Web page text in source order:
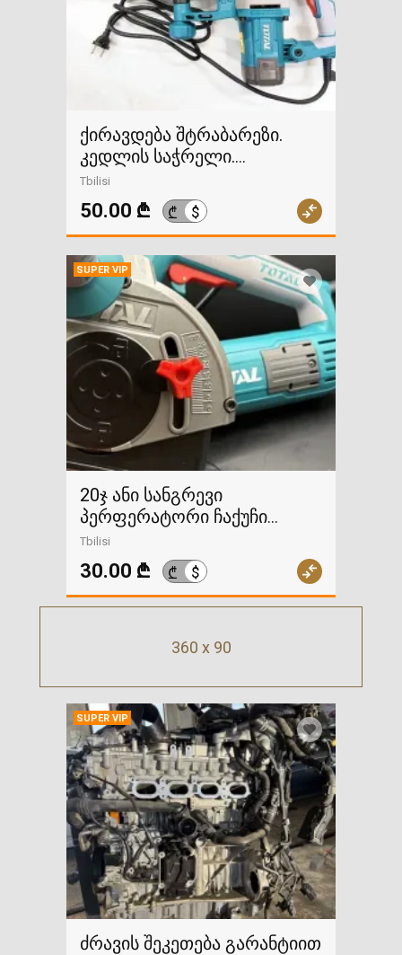
ქირავდება შტრაბარეზი.
კედლის საჭრელი.
რეგულირებადი სიმაღლით.
Tbilisi
50.00 ₾ ₾ $
SUPER VIP
20ჯ ანი სანგრევი
პერფერატორი ჩაქუჩი
გაქირავება
Tbilisi
30.00 ₾ ₾ $
360 x 90
SUPER VIP
ძრავის შეკეთება გარანტიით